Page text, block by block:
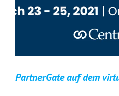
PartnerGate auf dem